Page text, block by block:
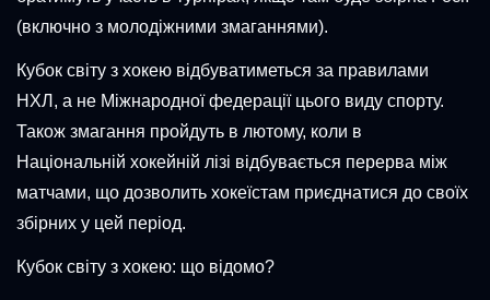
(включно з молодіжними змаганнями).
Кубок світу з хокею відбуватиметься за правилами
НХЛ, а не Міжнародної федерації цього виду спорту.
Також змагання пройдуть в лютому, коли в
Національній хокейній лізі відбувається перерва між
матчами, що дозволить хокеїстам приєднатися до своїх
збірних у цей період.
Кубок світу з хокею: що відомо?